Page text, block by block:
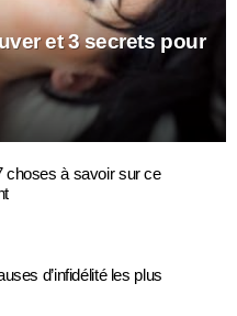
et 3 secrets pour
choses à savoir sur ce
d’infidélité les plus